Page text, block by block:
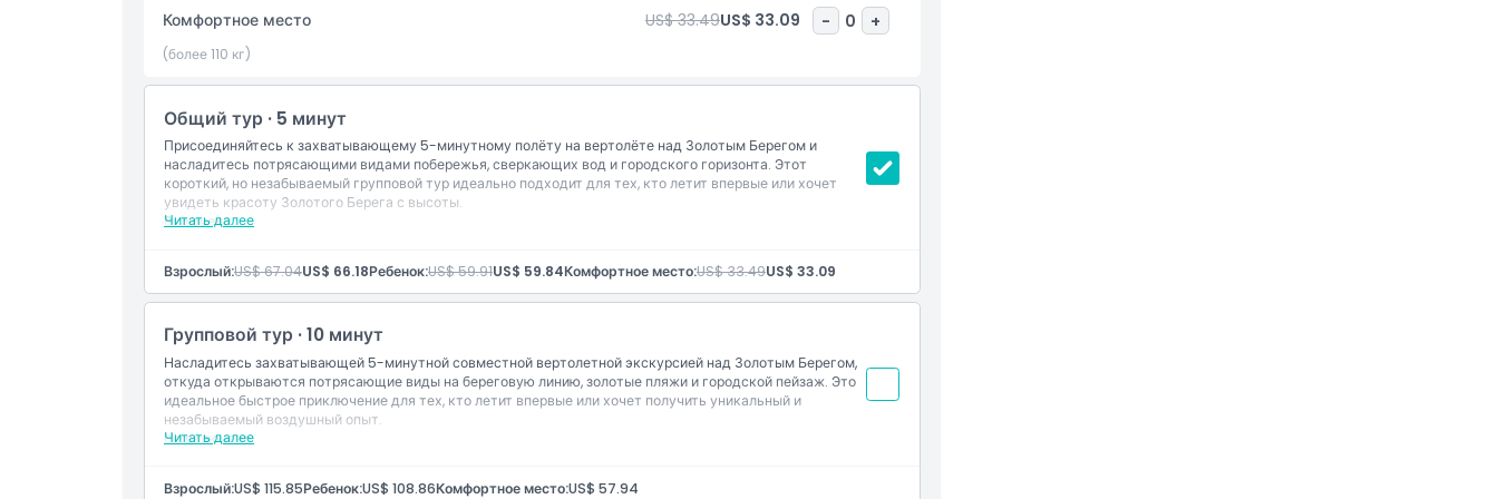
Не подходит для
Часы работы
Вещи, которые нужно знать
Как добраться туда
Как воспользоваться
Политика отмены
Комфортное место US$ 33.49US$ 33.09 - 0 +
(более 110 кг)
Общий тур · 5 минут
Присоединяйтесь к захватывающему 5-минутному полёту на вертолёте над Золотым Берегом и
насладитесь потрясающими видами побережья, сверкающих вод и городского горизонта. Этот
короткий, но незабываемый групповой тур идеально подходит для тех, кто летит впервые или хочет
увидеть красоту Золотого Берега с высоты.
Читать далее
Включено
примерно 20 минут)
Виды на город, Бродвотер и внутренние районы, включая знаковый отель Q1
Роскошный вертолёт Airbus с кондиционером
Взрослый:US$ 67.04US$ 66.18Ребенок:US$ 59.91US$ 59.84Комфортное место:US$ 33.49US$ 33.09
Групповой тур · 10 минут
Насладитесь захватывающей 5-минутной совместной вертолетной экскурсией над Золотым Берегом,
откуда открываются потрясающие виды на береговую линию, золотые пляжи и городской пейзаж. Это
идеальное быстрое приключение для тех, кто летит впервые или хочет получить уникальный и
незабываемый воздушный опыт.
Читать далее
Не включено
Питание и напитки
Взрослый:US$ 115.85Ребенок:US$ 108.86Комфортное место:US$ 57.94